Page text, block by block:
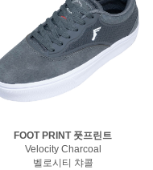
FOOT PRINT 풋프린트
Velocity Charcoal
벨로시티 챠콜